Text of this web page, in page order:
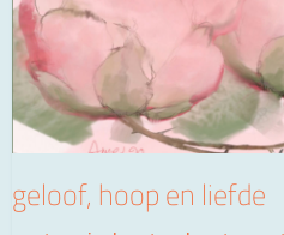
geloof, hoop en liefde